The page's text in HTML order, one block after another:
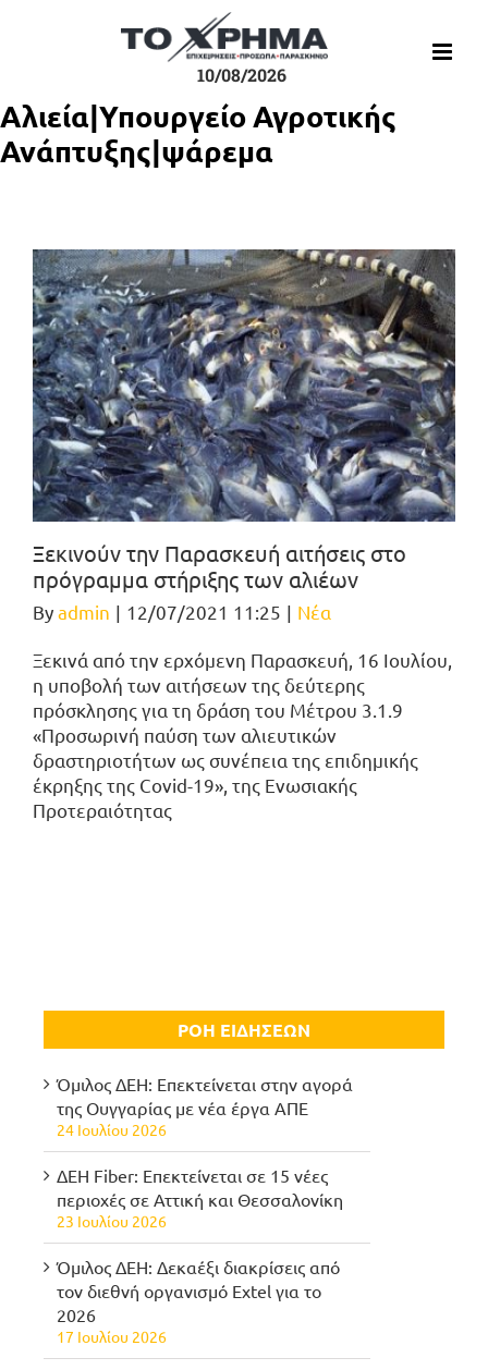
10/08/2026
Αλιεία|Υπουργείο Αγροτικής
Ανάπτυξης|ψάρεμα
Ξεκινούν την Παρασκευή αιτήσεις στο
πρόγραμμα στήριξης των αλιέων
Byadmin | 12/07/2021 11:25 | Νέα
Ξεκινά από την ερχόμενη Παρασκευή, 16 Ιουλίου,
η υποβολή των αιτήσεων της δεύτερης
πρόσκλησης για τη δράση του Μέτρου 3.1.9
«Προσωρινή παύση των αλιευτικών
δραστηριοτήτων ως συνέπεια της επιδημικής
έκρηξης της Covid-19», της Ενωσιακής
Προτεραιότητας
ΡΟΗ ΕΙΔΗΣΕΩΝ
Όμιλος ΔΕΗ: Επεκτείνεται στην αγορά
της Ουγγαρίας με νέα έργα ΑΠΕ
24 Ιουλίου 2026
ΔΕΗ Fiber: Επεκτείνεται σε 15 νέες
περιοχές σε Αττική και Θεσσαλονίκη
23 Ιουλίου 2026
Όμιλος ΔΕΗ: Δεκαέξι διακρίσεις από
τον διεθνή οργανισμό Extel για το
2026
17 Ιουλίου 2026